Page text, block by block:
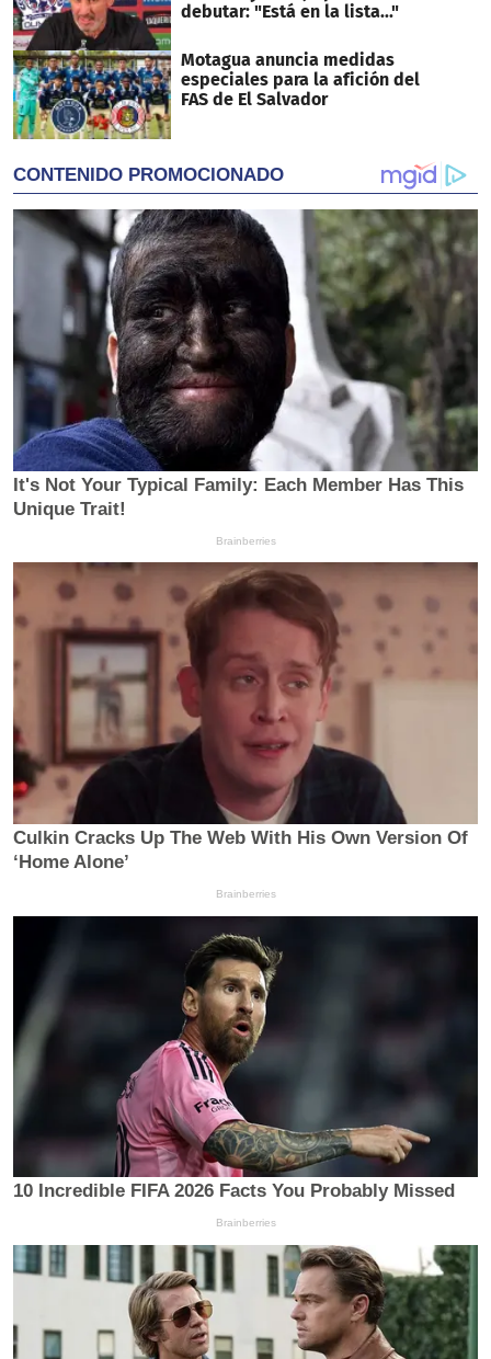
debutar: "Está en la lista..."
Motagua anuncia medidas
especiales para la afición del
FAS de El Salvador